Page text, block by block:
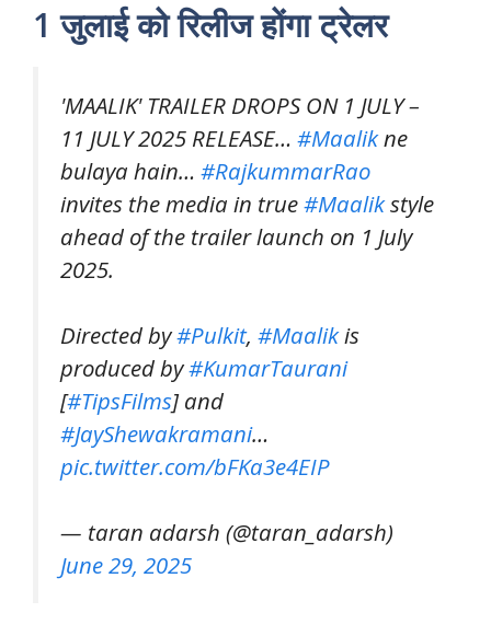
1 जुलाई को रिलीज होंगा ट्रेलर
'MAALIK' TRAILER DROPS ON 1 JULY –
11 JULY 2025 RELEASE… #Maalikne
bulaya hain… #RajkummarRao
invites the media in true#Maalikstyle
ahead of the trailer launch on 1 July
2025.
Directed by#Pulkit, #Maalikis
produced by#KumarTaurani
[#TipsFilms] and
#JayShewakramani…
pic.twitter.com/bFKa3e4EIP
— taran adarsh (@taran_adarsh)
June 29, 2025